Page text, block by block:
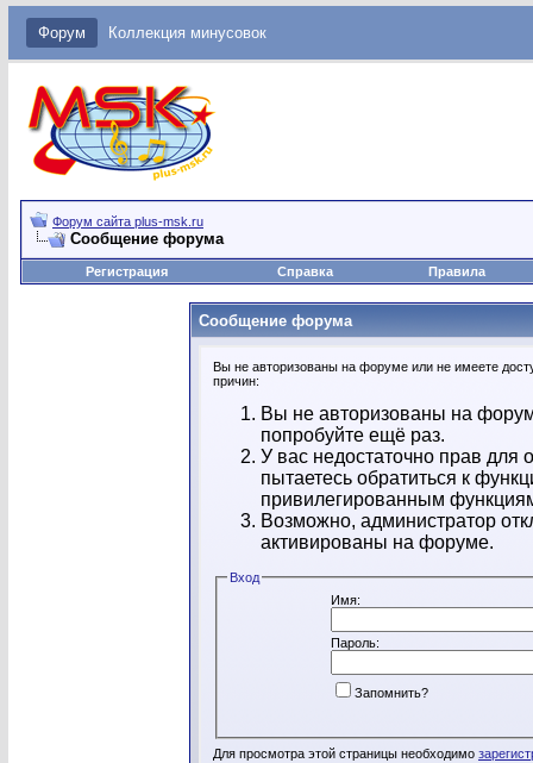
Форум Коллекция минусовок
Форум сайта plus-msk.ru
Сообщение форума
Регистрация Справка Правила
Сообщение форума
Вы не авторизованы на форуме или не имеете
причин:
Вы не авторизованы на
попробуйте ещё раз.
У вас недостаточно прав
пытаетесь обратиться к
привилегированным
Возможно, администратор
активированы на форуме.
Вход
Имя:
Пароль:
Запомнить?
Для просмотра этой страницы необходимо